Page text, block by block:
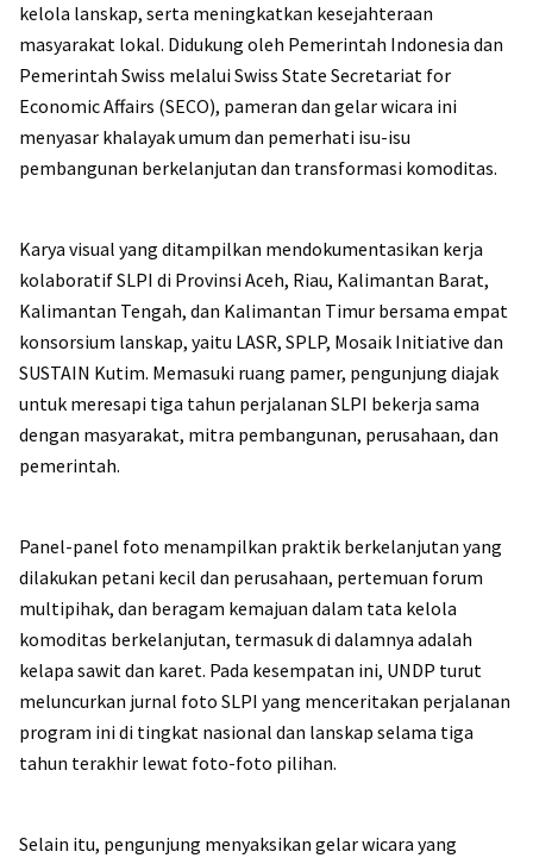
kelola lanskap, serta meningkatkan kesejahteraan
masyarakat lokal. Didukung oleh Pemerintah Indonesia dan
Pemerintah Swiss melalui Swiss State Secretariat for
Economic Affairs (SECO), pameran dan gelar wicara ini
menyasar khalayak umum dan pemerhati isu-isu
pembangunan berkelanjutan dan transformasi komoditas.
Karya visual yang ditampilkan mendokumentasikan kerja
kolaboratif SLPI di Provinsi Aceh, Riau, Kalimantan Barat,
Kalimantan Tengah, dan Kalimantan Timur bersama empat
konsorsium lanskap, yaitu LASR, SPLP, Mosaik Initiative dan
SUSTAIN Kutim. Memasuki ruang pamer, pengunjung diajak
untuk meresapi tiga tahun perjalanan SLPI bekerja sama
dengan masyarakat, mitra pembangunan, perusahaan, dan
pemerintah.
Panel-panel foto menampilkan praktik berkelanjutan yang
dilakukan petani kecil dan perusahaan, pertemuan forum
multipihak, dan beragam kemajuan dalam tata kelola
komoditas berkelanjutan, termasuk di dalamnya adalah
kelapa sawit dan karet. Pada kesempatan ini, UNDP turut
meluncurkan jurnal foto SLPI yang menceritakan perjalanan
program ini di tingkat nasional dan lanskap selama tiga
tahun terakhir lewat foto-foto pilihan.
Selain itu, pengunjung menyaksikan gelar wicara yang